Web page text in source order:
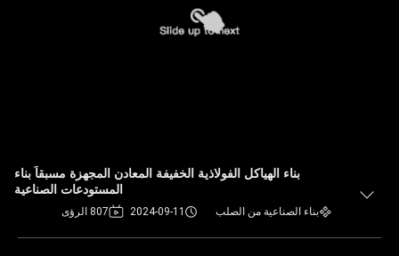
بناء الهياكل الفولاذية الخفيفة المعادن المجهزة مسبقاً بناء
المستودعات الصناعية
بناء الصناعية من الصلب 2024-09-11 807 الرؤى